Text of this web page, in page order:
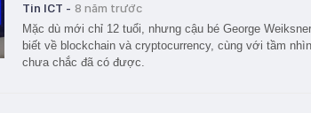
Tin ICT - 8 năm trước
Mặc dù mới chỉ 12 tuổi, nhưng cậu bé George
biết về blockchain và cryptocurrency, cùng với tầm
chưa chắc đã có được.